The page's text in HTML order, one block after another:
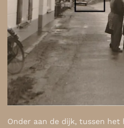
Onder aan de dijk, tussen het